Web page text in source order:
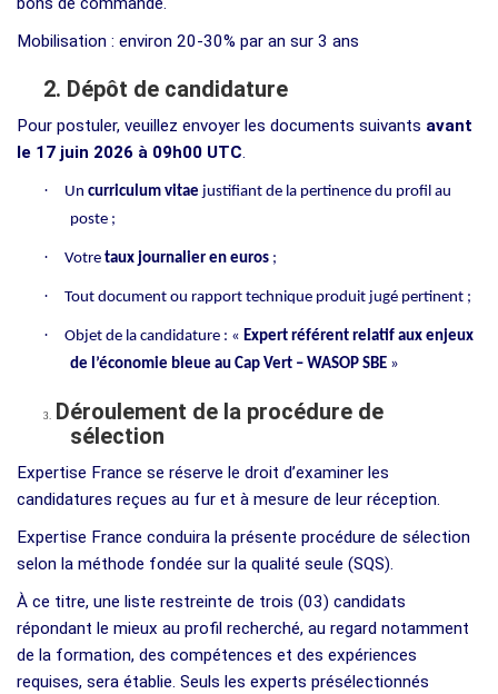
Mobilisation : environ 20-30% par an sur 3 ans
2. Dépôt de candidature
Pour postuler, veuillez envoyer les documents suivants avant
le 17 juin 2026 à 09h00 UTC.
· Un curriculum vitae justifiant de la pertinence du profil au
poste ;
· Votre taux journalier en euros ;
· Tout document ou rapport technique produit jugé pertinent ;
· Objet de la candidature : « Expert référent relatif aux enjeux
de l’économie bleue au Cap Vert – WASOP SBE »
3. Déroulement de la procédure de
sélection
Expertise France se réserve le droit d’examiner les
candidatures reçues au fur et à mesure de leur réception.
Expertise France conduira la présente procédure de sélection
selon la méthode fondée sur la qualité seule (SQS).
À ce titre, une liste restreinte de trois (03) candidats
répondant le mieux au profil recherché, au regard notamment
de la formation, des compétences et des expériences
requises, sera établie. Seuls les experts présélectionnés